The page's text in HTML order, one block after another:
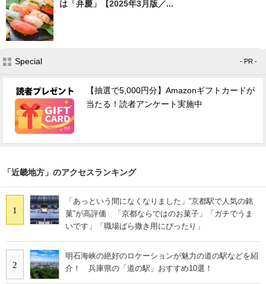
は「弁慶」【2025年3月版／...
Special - PR -
【抽選で5,000円分】Amazonギフトカードが
当たる！読者アンケート実施中
「近畿地方」のアクセスランキング
1
「あっという間になくなりました」“京都駅で人気の銘
菓”が高評価 「京都ならではのお菓子」「ガチでうま
いです」「職場ばら撒き用にぴったり」
2
明石海峡の絶好のロケーションが魅力の道の駅などを紹
介！ 兵庫県の「道の駅」おすすめ10選！